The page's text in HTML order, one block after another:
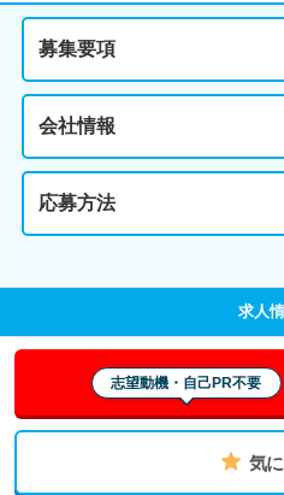
募集要項
会社情報
応募方法
求人
志望動機・自己PR不要
気